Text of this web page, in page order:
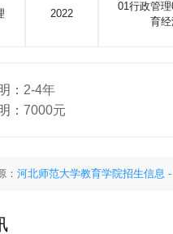
2022
01行政管
育
： 2-4年
： 7000元
： 河北师范大学教育学院招生信息